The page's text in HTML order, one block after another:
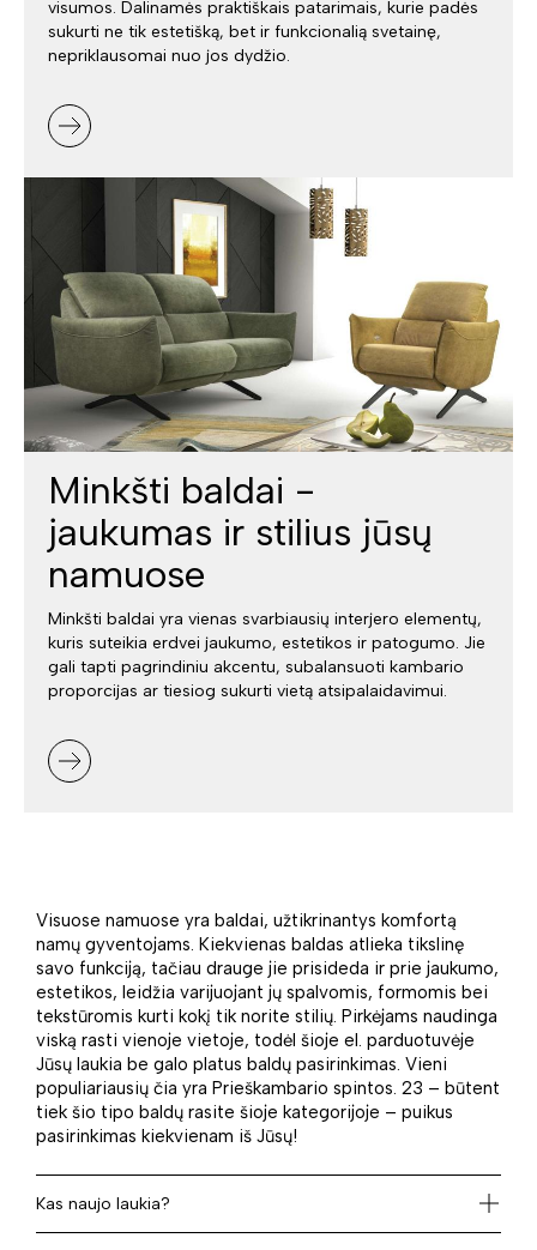
visumos. Dalinamės praktiškais patarimais, kurie padės
sukurti ne tik estetišką, bet ir funkcionalią svetainę,
nepriklausomai nuo jos dydžio.
Minkšti baldai -
jaukumas ir stilius jūsų
namuose
Minkšti baldai yra vienas svarbiausių interjero elementų,
kuris suteikia erdvei jaukumo, estetikos ir patogumo. Jie
gali tapti pagrindiniu akcentu, subalansuoti kambario
proporcijas ar tiesiog sukurti vietą atsipalaidavimui.
Visuose namuose yra baldai, užtikrinantys komfortą
namų gyventojams. Kiekvienas baldas atlieka tikslinę
savo funkciją, tačiau drauge jie prisideda ir prie jaukumo,
estetikos, leidžia varijuojant jų spalvomis, formomis bei
tekstūromis kurti kokį tik norite stilių. Pirkėjams naudinga
viską rasti vienoje vietoje, todėl šioje el. parduotuvėje
Jūsų laukia be galo platus baldų pasirinkimas. Vieni
populiariausių čia yra Prieškambario spintos. 23 – būtent
tiek šio tipo baldų rasite šioje kategorijoje – puikus
pasirinkimas kiekvienam iš Jūsų!
Kas naujo laukia?